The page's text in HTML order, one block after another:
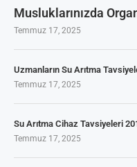
Musluklarınızda
Temmuz 17, 2025
Uzmanların Su Arıtma
Temmuz 17, 2025
Su Arıtma Cihaz Tavsiyeleri
Temmuz 17, 2025